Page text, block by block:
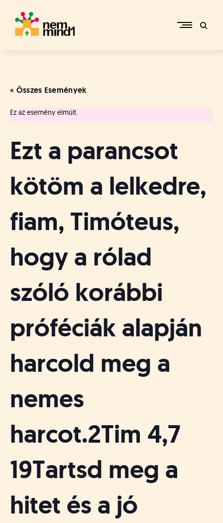
content
p
r
i
R
f
o
m
á
u
s
o
e
-
a
p
j
a
« Összes Események
Ez az esemény elmúlt.
Ezt a parancsot
kötöm a lelkedre,
fiam, Timóteus,
hogy a rólad
szóló korábbi
próféciák alapján
harcold meg a
nemes
harcot.2Tim 4,7
19Tartsd meg a
hitet és a jó